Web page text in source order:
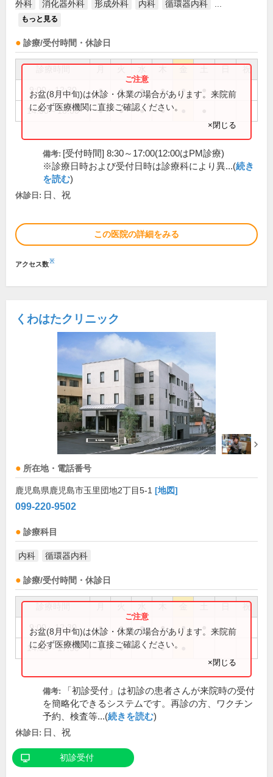
外科 消化器外科 形成外科 内科 循環器内科
もっと見る
診療/受付時間・休診日
祝
9:00～12:30 ● ● ● ● ●
14:00～18:00 ● ● ● ●
お盆(8月中旬)は休診・休業の場合があります。来院前
に必ず医療機関に直接ご確認ください。
×閉じる
備考: [受付時間] 8:30～17:00(12:00はPM診療)
※診療日時および受付日時は診療科により異...(続き
を読む)
休診日: 日、祝
この医院の詳細をみる
アクセス数※
くわはたクリニック
所在地・電話番号
鹿児島県鹿児島市玉里団地2丁目5-1 [地図]
099-220-9502
診療科目
内科 循環器内科
診療/受付時間・休診日
祝
9:00～12:30 ● ● ● ● ●
14:30～17:30 ● ● ●
お盆(8月中旬)は休診・休業の場合があります。来院前
に必ず医療機関に直接ご確認ください。
×閉じる
備考:
「初診受付」は初診の患者さんが来院時の受付
を簡略化できるシステムです。再診の方、ワクチン
予約、検査等...(続きを読む)
休診日: 日、祝
初診受付